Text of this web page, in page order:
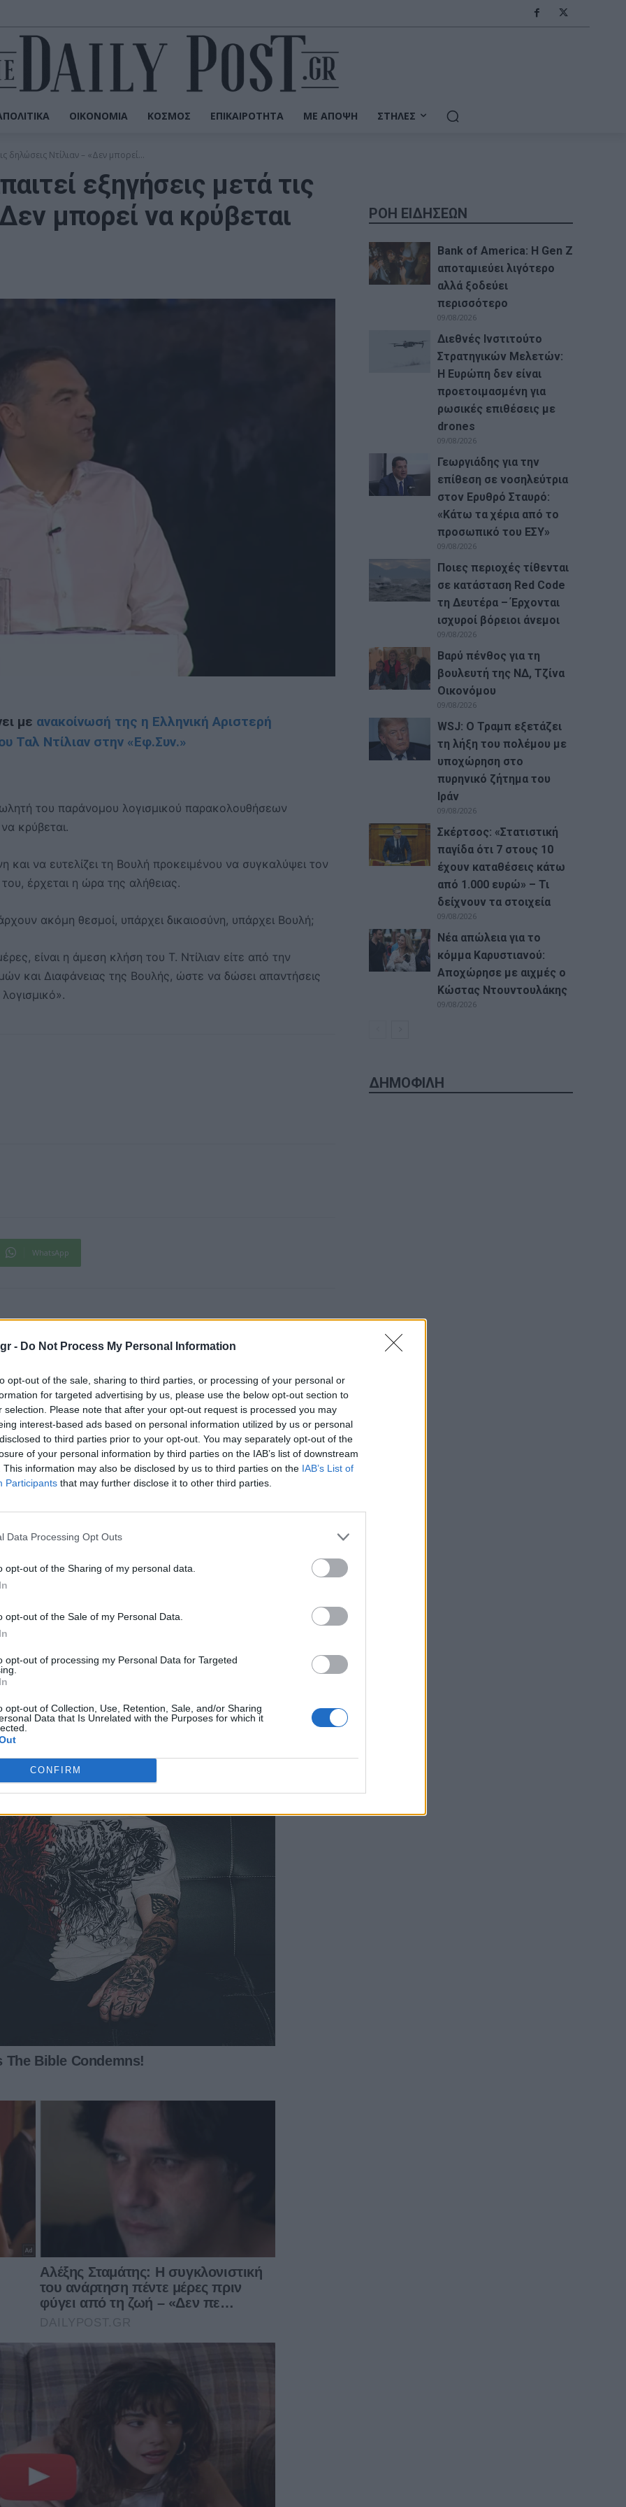
- Do Not Process My Personal Information
opt-out of the sale, sharing to third parties, or processing of your personal or
for targeted advertising by us, please use the below opt-out section to
selection. Please note that after your opt-out request is processed you may
interest-based ads based on personal information utilized by us or personal
to third parties prior to your opt-out. You may separately opt-out of the
of your personal information by third parties on the IAB’s list of downstream
This information may also be disclosed by us to third parties on the IAB’s List of
Participants that may further disclose it to other third parties.
Data Processing Opt Outs
opt-out of the Sharing of my personal data.
opt-out of the Sale of my Personal Data.
opt-out of processing my Personal Data for Targeted
opt-out of Collection, Use, Retention, Sale, and/or Sharing
Data that Is Unrelated with the Purposes for which it
CONFIRM
ΟΙΚΟΝΟΜΊΑ ΚΌΣΜΟΣ ΕΠΙΚΑΙΡΌΤΗΤΑ ΜΕ ΆΠΟΨΗ ΣΤΉΛΕΣ
δηλώσεις Ντίλιαν – «Δεν μπορεί...
εξηγήσεις μετά τις
μπορεί να κρύβεται
με ανακοίνωσή της η Ελληνική Αριστερή
Ταλ Ντίλιαν στην «Εφ.Συν.»
του παράνομου λογισμικού παρακολουθήσεων
κρύβεται.
και να ευτελίζει τη Βουλή προκειμένου να συγκαλύψει τον
έρχεται η ώρα της αλήθειας.
ακόμη θεσμοί, υπάρχει δικαιοσύνη, υπάρχει Βουλή;
είναι η άμεση κλήση του Τ. Ντίλιαν είτε από την
και Διαφάνειας της Βουλής, ώστε να δώσει απαντήσεις
WhatsApp
ΕΛΑΣ για τις δηλώσεις
φυλακής δεν τον έχουν όσοι
ελληνικό Γουότεργκεϊτ έχει
για τις υποκλοπές
ξανά Μαξίμου και ΕΥΠ – Η
κυβέρνηση δεν μπορεί να
ΡΟΗ ΕΙΔΗΣΕΩΝ
Bank of America: Η Gen Z
αποταμιεύει λιγότερο
αλλά ξοδεύει
περισσότερο
09/08/2026
Διεθνές Ινστιτούτο
Στρατηγικών Μελετών:
Η Ευρώπη δεν είναι
προετοιμασμένη για
ρωσικές επιθέσεις με
drones
09/08/2026
Γεωργιάδης για την
επίθεση σε νοσηλεύτρια
στον Ερυθρό Σταυρό:
«Κάτω τα χέρια από το
προσωπικό του ΕΣΥ»
09/08/2026
Ποιες περιοχές τίθενται
σε κατάσταση Red Code
τη Δευτέρα – Έρχονται
ισχυροί βόρειοι άνεμοι
09/08/2026
Βαρύ πένθος για τη
βουλευτή της ΝΔ, Τζίνα
Οικονόμου
09/08/2026
WSJ: Ο Τραμπ εξετάζει
τη λήξη του πολέμου με
υποχώρηση στο
πυρηνικό ζήτημα του
Ιράν
09/08/2026
Σκέρτσος: «Στατιστική
παγίδα ότι 7 στους 10
έχουν καταθέσεις κάτω
από 1.000 ευρώ» – Τι
δείχνουν τα στοιχεία
09/08/2026
Νέα απώλεια για το
κόμμα Καρυστιανού:
Αποχώρησε με αιχμές ο
Κώστας Ντουντουλάκης
09/08/2026
ΔΗΜΟΦΙΛΗ